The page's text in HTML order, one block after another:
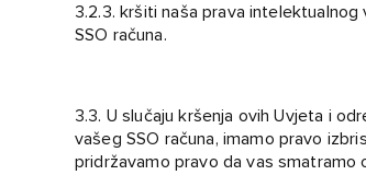
3.2.3. kršiti naša prava
SSO računa.
3.3. U slučaju kršenja ovih Uvjeta i
vašeg SSO računa, imamo pravo
pridržavamo pravo da vas